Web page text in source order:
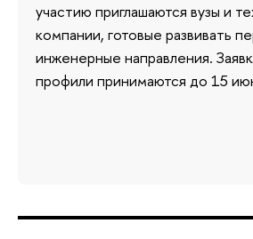
участию приглашаются вузы и
компании, готовые развивать
инженерные направления.
профили принимаются до 15